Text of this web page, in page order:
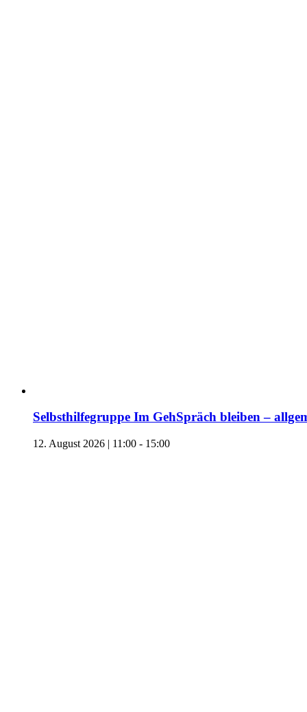
Selbsthilfegruppe Im GehSpräch bleiben –
12. August 2026 | 11:00 - 15:00